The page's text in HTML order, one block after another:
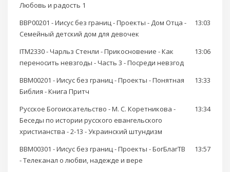
Любовь и радость 1
BBP00201 - Иисус без границ - Проекты - Дом Отца -
Семейный детский дом для девочек
13:03
ITM2330 - Чарльз Стенли - Прикосновение - Как
переносить невзгоды - Часть 3 - Посреди невзгод
13:06
BBM00201 - Иисус без границ - Проекты - Понятная
Библия - Книга Притч
13:33
Русское Богоискательство - М. С. Коретникова -
Беседы по истории русского евангельского
христианства - 2-13 - Украинский штундизм
13:34
BBM00301 - Иисус без границ - Проекты - БогБлагТВ
- Телеканал о любви, надежде и вере
13:57